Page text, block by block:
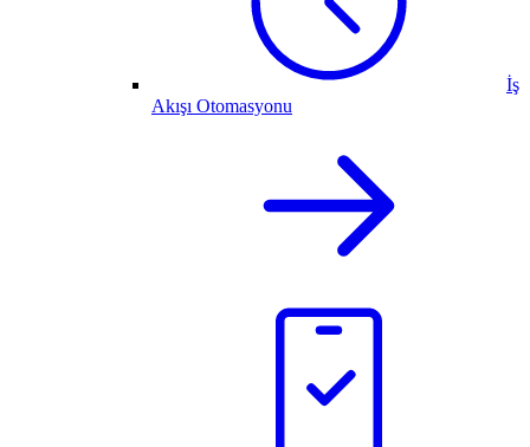
İş
Akışı Otomasyonu